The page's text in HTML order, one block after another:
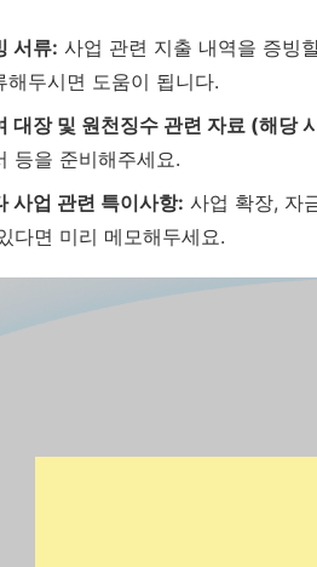
서류: 사업 관련 지출 내역을 증빙
해두시면 도움이 됩니다.
대장 및 원천징수 관련 자료 (해당
등을 준비해주세요.
사업 관련 특이사항: 사업 확장, 자
다면 미리 메모해두세요.